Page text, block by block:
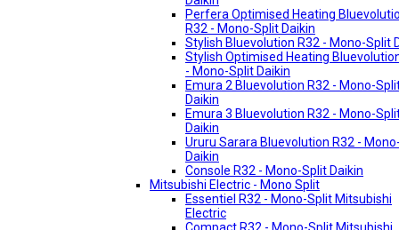
Perfera Optimised Heating
R32 - Mono-Split Daikin
Stylish Bluevolution R32 - Mono-Split
Stylish Optimised Heating
- Mono-Split Daikin
Emura 2 Bluevolution R32 - Mono-
Daikin
Emura 3 Bluevolution R32 - Mono-
Daikin
Ururu Sarara Bluevolution R32 -
Daikin
Console R32 - Mono-Split Daikin
Mitsubishi Electric - Mono Split
Essentiel R32 - Mono-Split Mitsubishi
Electric